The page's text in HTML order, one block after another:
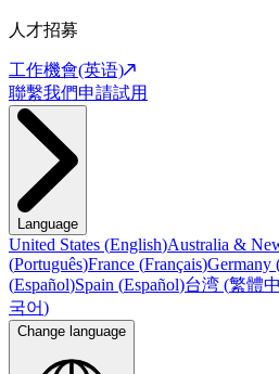
人才招募
工作機會(英语)
聯繫我們申請試用
Language
United States (English)Australia &
(Português)France (Français)Germany
(Español)Spain (Español)台湾 (繁體
국어)
Change language